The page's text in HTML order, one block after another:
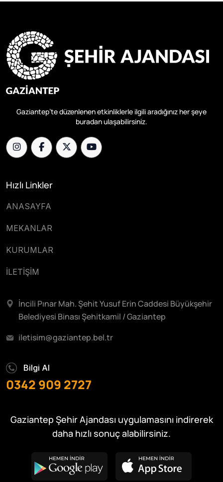
Gaziantep’te düzenlenen etkinliklerle ilgili aradığınız her şeye
buradan ulaşabilirsiniz.
Hızlı Linkler
ANASAYFA
MEKANLAR
KURUMLAR
İLETİŞİM
İncili Pınar Mah. Şehit Yusuf Erin Caddesi Büyükşehir
Belediyesi Binası Şehitkamil / Gaziantep
iletisim@gaziantep.bel.tr
Bilgi Al
0342 909 2727
Gaziantep Şehir Ajandası uygulamasını indirerek
daha hızlı sonuç alabilirsiniz.